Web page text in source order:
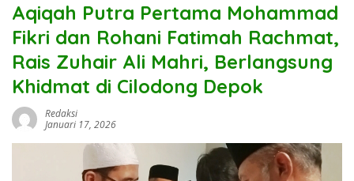
Aqiqah Putra Pertama Mohammad
Fikri dan Rohani Fatimah Rachmat,
Rais Zuhair Ali Mahri, Berlangsung
Khidmat di Cilodong Depok
Redaksi
Januari 17, 2026